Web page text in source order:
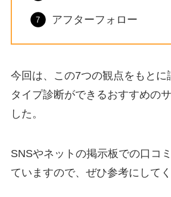
アフターフォロー
今回は、この7つの観点をもとに
タイプ診断ができるおすすめの
した。
SNSやネットの掲示板での口コ
ていますので、ぜひ参考にしてく